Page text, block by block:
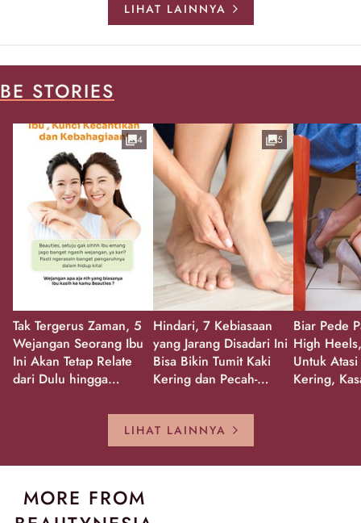
LIHAT LAINNYA
BE STORIES
Tak Tergerus Zaman, 5
Wejangan Seorang Ibu
Ini Akan Tetap Relate
dari Dulu hingga
4
Hindari, 7 Kebiasaan
yang Jarang Disadari Ini
Bisa Bikin Tumit Kaki
Kering dan Pecah-
5
Biar Pede
High
Untuk
Kering,
LIHAT LAINNYA
MORE FROM